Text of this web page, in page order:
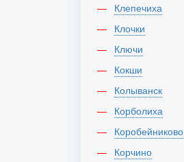
Клепечиха
Клочки
Ключи
Кокши
Колыванск
Корболиха
Коробейниково
Корчино